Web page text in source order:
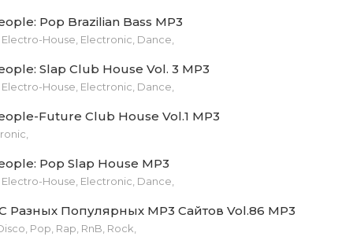
feat. Akon - Sexy Bitch (Ice & Nitrex Remix).mp3
feat. Lucenzo - Danza Kuduro (Mike Prado & Talyk
Dahl - Castles In The Sky (Antonio Strong & Denice
Pop Brazilian Bass MP3
House, Electronic, Dance,
Slap Club House Vol. 3 MP3
House, Electronic, Dance,
Future Club House Vol.1 MP3
Pop Slap House MP3
House, Electronic, Dance,
Разных Популярных MP3 Сайтов Vol.86 MP3
Pop, Rap, RnB, Rock,